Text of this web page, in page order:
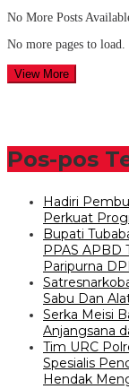
No More Posts
No more pages to load.
View More
Pos-pos
Hadiri
Perkuat
Bupati
PPAS APBD
Paripurna
Sabu Dan
Serka Meisi
Anjangsana
Tim URC
Spesialis
Hendak